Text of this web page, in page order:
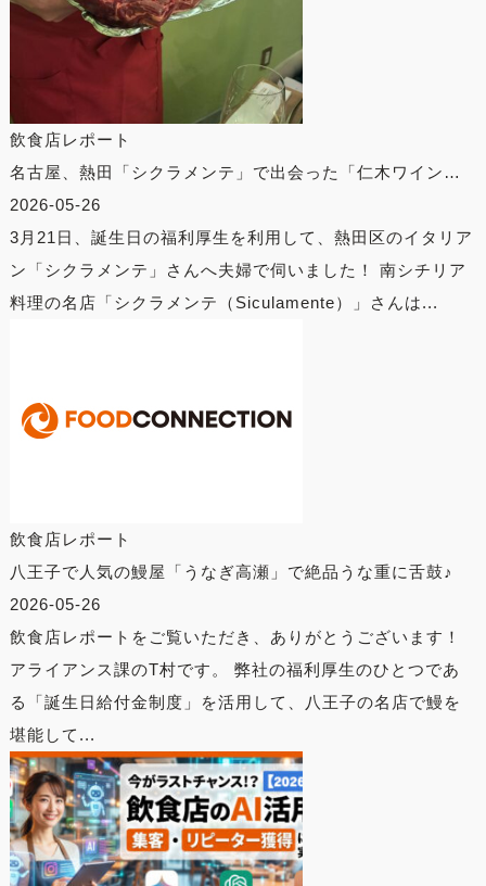
飲食店レポート
名古屋、熱田「シクラメンテ」で出会った「仁木ワイン…
2026-05-26
3月21日、誕生日の福利厚生を利用して、熱田区のイタリア
ン「シクラメンテ」さんへ夫婦で伺いました！ 南シチリア
料理の名店「シクラメンテ（Siculamente）」さんは...
飲食店レポート
八王子で人気の鰻屋「うなぎ高瀬」で絶品うな重に舌鼓♪
2026-05-26
飲食店レポートをご覧いただき、ありがとうございます！
アライアンス課のT村です。 弊社の福利厚生のひとつであ
る「誕生日給付金制度」を活用して、八王子の名店で鰻を
堪能して...